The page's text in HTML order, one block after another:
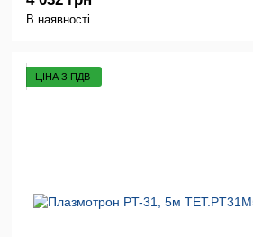
В наявності
ЦІНА З ПДВ